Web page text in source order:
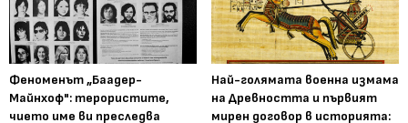
Феноменът „Баадер-
Майнхоф": терористите,
чието име ви преследва
Най-голямата военна измама
на Древността и първият
мирен договор в историята: